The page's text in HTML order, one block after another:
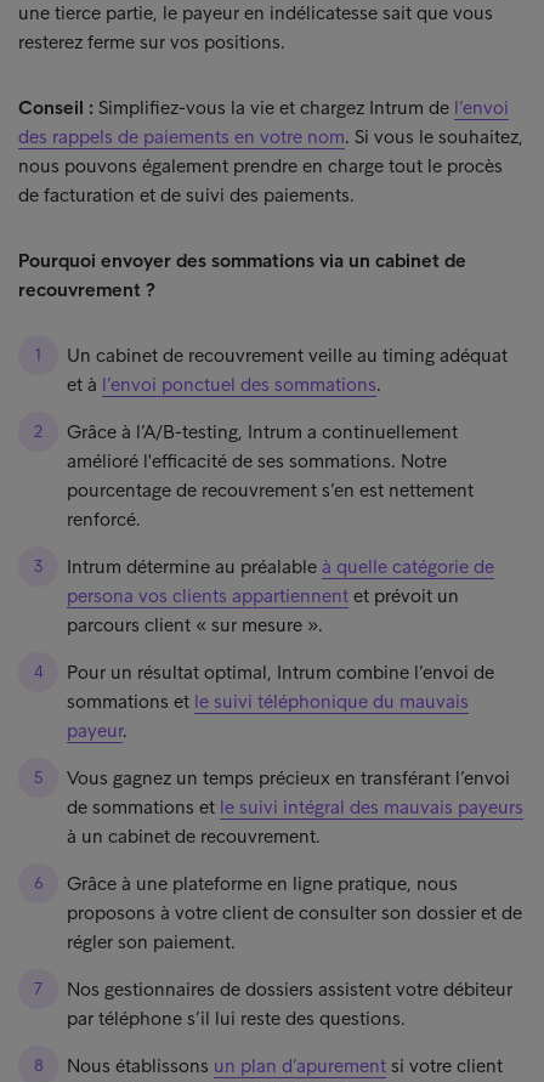
une tierce partie, le payeur en indélicatesse sait que vous
resterez ferme sur vos positions.
Conseil : Simplifiez-vous la vie et chargez Intrum de l’envoi
des rappels de paiements en votre nom. Si vous le souhaitez,
nous pouvons également prendre en charge tout le procès
de facturation et de suivi des paiements.
Pourquoi envoyer des sommations via un cabinet de
recouvrement ?
Un cabinet de recouvrement veille au timing adéquat
et à l’envoi ponctuel des sommations.
Grâce à l’A/B-testing, Intrum a continuellement
amélioré l'efficacité de ses sommations. Notre
pourcentage de recouvrement s’en est nettement
renforcé.
Intrum détermine au préalable à quelle catégorie de
persona vos clients appartiennent et prévoit un
parcours client « sur mesure ».
Pour un résultat optimal, Intrum combine l’envoi de
sommations et le suivi téléphonique du mauvais
payeur.
Vous gagnez un temps précieux en transférant l’envoi
de sommations et le suivi intégral des mauvais payeurs
à un cabinet de recouvrement.
Grâce à une plateforme en ligne pratique, nous
proposons à votre client de consulter son dossier et de
régler son paiement.
Nos gestionnaires de dossiers assistent votre débiteur
par téléphone s’il lui reste des questions.
Nous établissons un plan d’apurement si votre client